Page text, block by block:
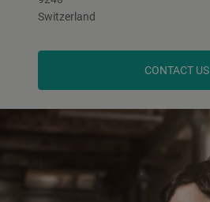
Switzerland
CONTACT US